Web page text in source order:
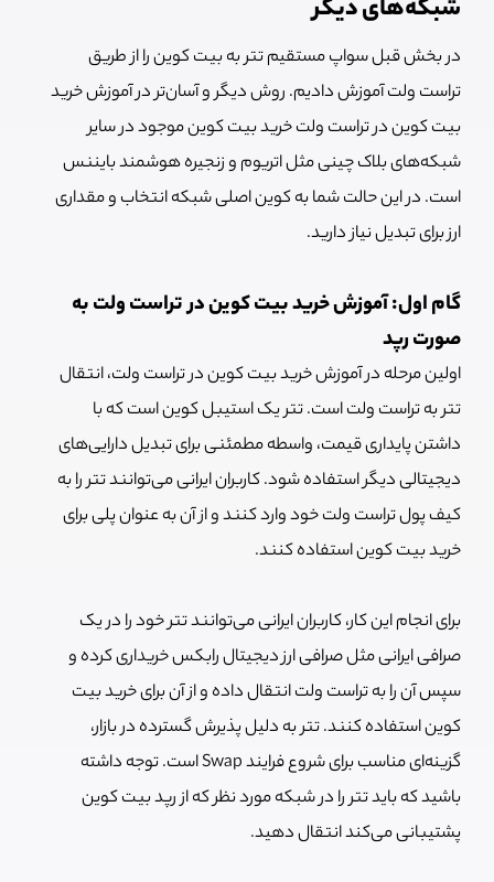
شبکه‌های دیگر
در بخش قبل سواپ مستقیم تتر به بیت کوین را از طریق
تراست ولت آموزش دادیم. روش دیگر و آسان‌تر در آموزش خرید
بیت کوین در تراست ولت خرید بیت کوین موجود در سایر
شبکه‌های بلاک چینی مثل اتریوم و زنجیره هوشمند بایننس
است. در این حالت شما به کوین اصلی شبکه انتخاب و مقداری
ارز برای تبدیل نیاز دارید.
گام اول: آموزش خرید بیت کوین در تراست ولت به
صورت رپد
اولین مرحله در آموزش خرید بیت کوین در تراست ولت، انتقال
تتر به تراست ولت است. تتر یک استیبل کوین است که با
داشتن پایداری قیمت، واسطه مطمئنی برای تبدیل دارایی‌های
دیجیتالی دیگر استفاده شود. کاربران ایرانی می‌توانند تتر را به
کیف پول تراست ولت خود وارد کنند و از آن به عنوان پلی برای
خرید بیت کوین استفاده کنند.
برای انجام این کار، کاربران ایرانی می‌توانند تتر خود را در یک
صرافی ایرانی مثل صرافی ارز دیجیتال رابکس خریداری کرده و
سپس آن را به تراست ولت انتقال داده و از آن برای خرید بیت
کوین استفاده کنند. تتر به دلیل پذیرش گسترده در بازار،
گزینه‌ای مناسب برای شروع فرایند Swap است. توجه داشته
باشید که باید تتر را در شبکه مورد نظر که از رپد بیت کوین
پشتیبانی می‌کند انتقال دهید.